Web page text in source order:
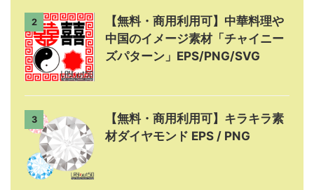
2
【無料・商用利用可】中華料理や
中国のイメージ素材「チャイニー
ズパターン」EPS/PNG/SVG
3
【無料・商用利用可】キラキラ素
材ダイヤモンド EPS / PNG